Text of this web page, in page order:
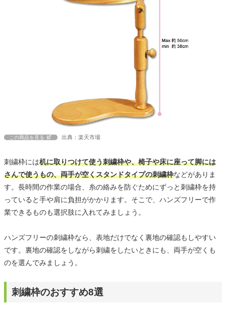
この商品を見る 出典：楽天市場
刺繍枠には机に取りつけて使う刺繍枠や、椅子や床に座って脚には
さんで使うもの、両手が空くスタンドタイプの刺繍枠などがありま
す。長時間の作業の場合、糸の絡みを防ぐためにずっと刺繍枠を持
っていると手や肩に負担がかかります。そこで、ハンズフリーで作
業できるものも選択肢に入れてみましょう。
ハンズフリーの刺繍枠なら、表地だけでなく裏地の確認もしやすい
です。裏地の確認をしながら刺繍をしたいときにも、両手が空くも
のを選んでみましょう。
刺繍枠のおすすめ8選